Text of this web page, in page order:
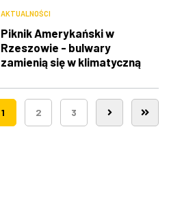
AKTUALNOŚCI
Piknik Amerykański w
Rzeszowie - bulwary
zamienią się w klimatyczną
1 2 3